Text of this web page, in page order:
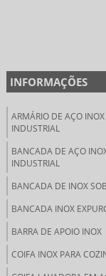
INFORMAÇÕES
ARMÁRIO DE AÇO
INDUSTRIAL
BANCADA DE AÇO
INDUSTRIAL
BANCADA DE INOX
BANCADA INOX
BARRA DE APOIO INOX
COIFA INOX PARA